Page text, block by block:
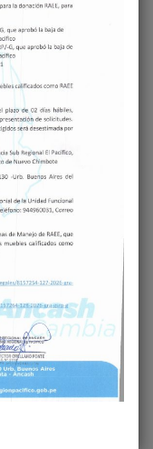
Twitter